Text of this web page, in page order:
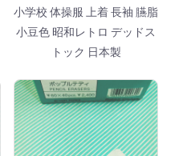
小学校 体操服 上着 長袖 臙脂
小豆色 昭和レトロ デッドス
トック 日本製